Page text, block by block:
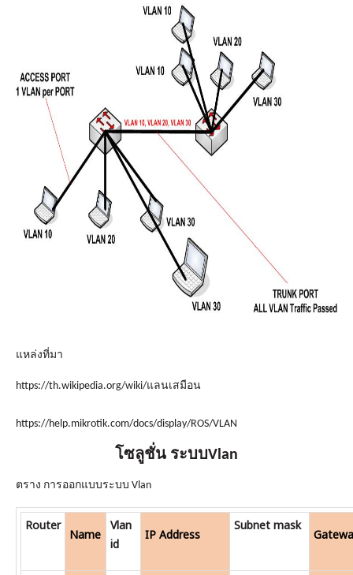
แหล่งที่มา
https://th.wikipedia.org/wiki/แลนเสมือน
https://help.mikrotik.com/docs/display/ROS/VLAN
โซลูชั่น ระบบVlan
ตราง การออกแบบระบบ Vlan
Router
Name
Vlan
id
IP Address
Subnet mask